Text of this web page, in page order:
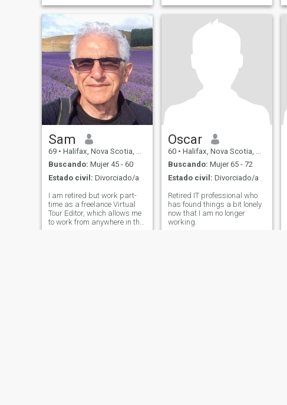
training & mobility exercises.
Sam
69 • Halifax, Nova Scotia, Canadá
Buscando: Mujer 45 - 60
Estado civil: Divorciado/a
I am retired but work part-
time as a freelance Virtual
Tour Editor, which allows me
to work from anywhere in the
Oscar
60 • Halifax, Nova Scotia, Canadá
Buscando: Mujer 65 - 72
Estado civil: Divorciado/a
Retired IT professional who
has found things a bit lonely
now that I am no longer
working.